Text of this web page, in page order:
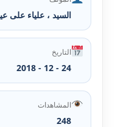
السيد ، علياء على
التاريخ
24 - 12 - 2018
المشاهدات
248